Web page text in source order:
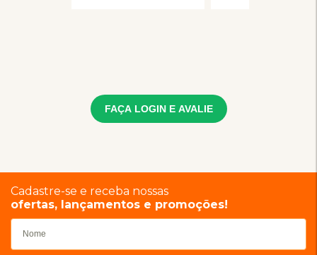
FAÇA LOGIN E AVALIE
Cadastre-se e receba nossas
ofertas, lançamentos e promoções!